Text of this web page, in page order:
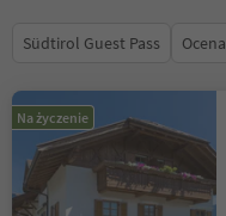
Südtirol Guest Pass Ocena
Na życzenie